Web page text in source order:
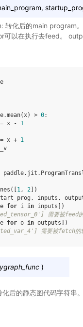
转化后的main program
可以在执行去feed。
.mean( x) > 0:
= x -
1
= x + 1
paddle. jit .
([1 , 2])
, inputs ,
for i in inputs ])
需要被feed的
for o in outputs ])
需要被fetch的输
)
后的静态图代码字符串。